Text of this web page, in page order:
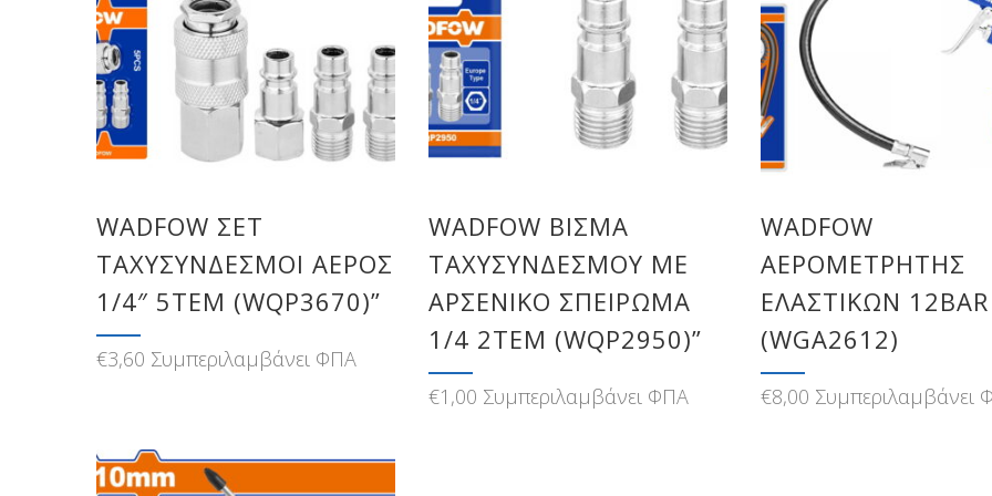
WADFOW ΣΕΤ
ΤΑΧΥΣΥΝΔΕΣΜΟΙ ΑΕΡΟΣ
1/4″ 5ΤΕΜ (WQP3670)”
€3,60 Συμπεριλαμβάνει ΦΠΑ
WADFOW ΒΙΣΜΑ
ΤΑΧΥΣΥΝΔΕΣΜΟΥ ΜΕ
ΑΡΣΕΝΙΚΟ ΣΠΕΙΡΩΜΑ
1/4 2ΤΕΜ (WQP2950)”
€1,00 Συμπεριλαμβάνει ΦΠΑ
WADFOW
ΑΕΡΟΜΕΤΡΗΤΗΣ
ΕΛΑΣΤΙΚΩΝ 12BAR
(WGA2612)
€8,00 Συμπεριλαμβάνει